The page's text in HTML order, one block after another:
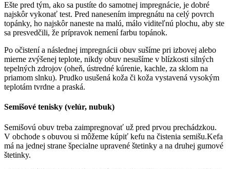
Ešte pred tým, ako sa pustíte do samotnej impregnácie, je dobré
najskôr vykonať test. Pred nanesením impregnátu na celý povrch
topánky, ho najskôr naneste na malú, málo viditeľnú plochu, aby ste
sa presvedčili, že prípravok nemení farbu topánok.
Po očistení a následnej impregnácii obuv sušíme pri izbovej alebo
mierne zvýšenej teplote, nikdy obuv nesušíme v blízkosti silných
tepelných zdrojov (oheň, ústredné kúrenie, kachle, za sklom na
priamom slnku). Prudko usušená koža či koža vystavená vysokým
teplotám tvrdne a praská.
Semišové tenisky (velúr, nubuk)
Semišovú obuv treba zaimpregnovať už pred prvou prechádzkou.
V obchode s obuvou si môžeme kúpiť kefu na čistenia semišu.Kefa
má na jednej strane špecialne upravené štetinky a na druhej gumové
štetinky.